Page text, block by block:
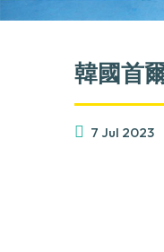
韓國首
7 Jul 2023